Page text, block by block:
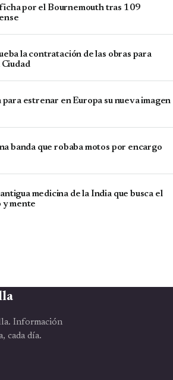
por el Bournemouth tras 109
la contratación de las obras para
estrenar en Europa su nueva imagen
banda que robaba motos por encargo
medicina de la India que busca el
mente
Información
cada día.